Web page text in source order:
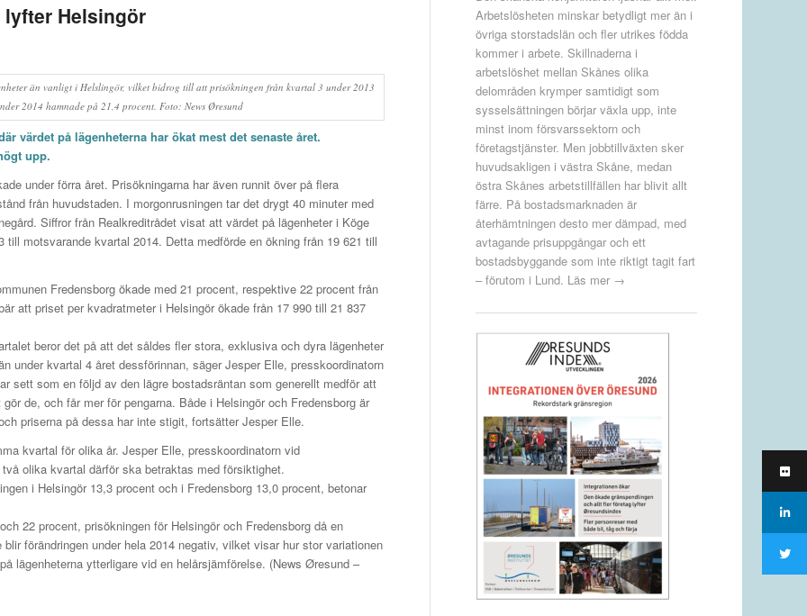
Helsingör
än vanligt i Helslingör, vilket bidrog till att prisökningen från kvartal 3 under 2013
2014 hamnade på 21,4 procent. Foto: News Øresund
värdet på lägenheterna har ökat mest det senaste året.
upp.
under förra året. Prisökningarna har även runnit över på flera
från huvudstaden. I morgonrusningen tar det drygt 40 minuter med
Siffror från Realkreditrådet visat att värdet på lägenheter i Köge
motsvarande kvartal 2014. Detta medförde en ökning från 19 621 till
Fredensborg ökade med 21 procent, respektive 22 procent från
att priset per kvadratmeter i Helsingör ökade från 17 990 till 21 837
beror det på att det såldes fler stora, exklusiva och dyra lägenheter
under kvartal 4 året dessförinnan, säger Jesper Elle, presskoordinatorn
sett som en följd av den lägre bostadsräntan som generellt medför att
de, och får mer för pengarna. Både i Helsingör och Fredensborg är
priserna på dessa har inte stigit, fortsätter Jesper Elle.
kvartal för olika år. Jesper Elle, presskoordinatorn vid
olika kvartal därför ska betraktas med försiktighet.
i Helsingör 13,3 procent och i Fredensborg 13,0 procent, betonar
22 procent, prisökningen för Helsingör och Fredensborg då en
förändringen under hela 2014 negativ, vilket visar hur stor variationen
lägenheterna ytterligare vid en helårsjämförelse. (News Øresund –
Arbetslösheten minskar betydligt mer än i
övriga storstadslän och fler utrikes födda
kommer i arbete. Skillnaderna i
arbetslöshet mellan Skånes olika
delområden krymper samtidigt som
sysselsättningen börjar växla upp, inte
minst inom försvarssektorn och
företagstjänster. Men jobbtillväxten sker
huvudsakligen i västra Skåne, medan
östra Skånes arbetstillfällen har blivit allt
färre. På bostadsmarknaden är
återhämtningen desto mer dämpad, med
avtagande prisuppgångar och ett
bostadsbyggande som inte riktigt tagit fart
– förutom i Lund. Läs mer →